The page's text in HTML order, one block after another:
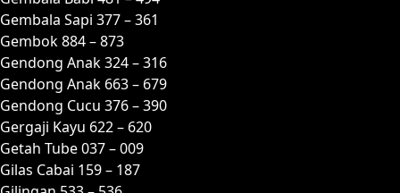
Gembala Sapi 377 – 361
Gembok 884 – 873
Gendong Anak 324 – 316
Gendong Anak 663 – 679
Gendong Cucu 376 – 390
Gergaji Kayu 622 – 620
Getah Tube 037 – 009
Gilas Cabai 159 – 187